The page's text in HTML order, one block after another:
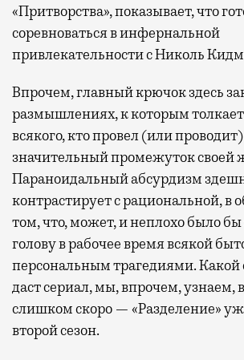
«Притворства», показывает, что
соревноваться в инфернальной
привлекательности с Николь
Впрочем, главный крючок здесь
размышлениях, к которым толкает
всякого, кто провел (или
значительный промежуток своей
Параноидальный абсурдизм
контрастирует с рациональной, в
том, что, может, и неплохо было бы
голову в рабочее время всякой
персональным трагедиями. Какой
даст сериал, мы, впрочем, узнаем,
слишком скоро — «Разделение»
второй сезон.